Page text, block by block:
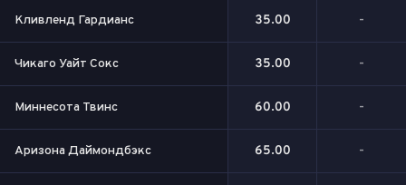
Кливленд Гардианс 35.00 -
Чикаго Уайт Сокс 35.00 -
Миннесота Твинс 60.00 -
Аризона Даймондбэкс 65.00 -